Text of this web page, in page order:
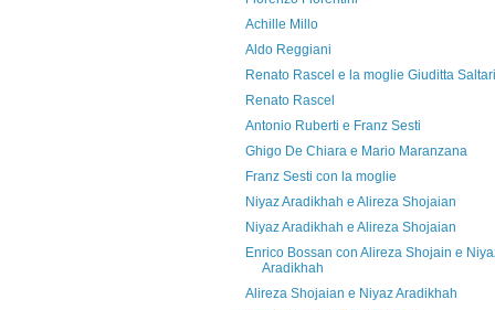
Achille Millo
Aldo Reggiani
Renato Rascel e la moglie Giuditta
Renato Rascel
Antonio Ruberti e Franz Sesti
Ghigo De Chiara e Mario Maranzana
Franz Sesti con la moglie
Niyaz Aradikhah e Alireza Shojaian
Niyaz Aradikhah e Alireza Shojaian
Enrico Bossan con Alireza Shojain e
Aradikhah
Alireza Shojaian e Niyaz Aradikhah